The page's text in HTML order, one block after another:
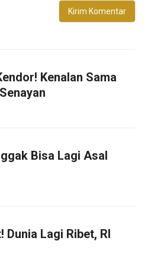
Kenalan Sama
Bisa Lagi Asal
Lagi Ribet, RI